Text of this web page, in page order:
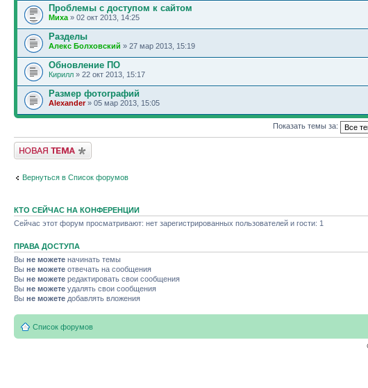
Проблемы с доступом к сайтом
Миха » 02 окт 2013, 14:25
Разделы
Алекс Болховский » 27 мар 2013, 15:19
Обновление ПО
Кирилл » 22 окт 2013, 15:17
Размер фотографий
Alexander» 05 мар 2013, 15:05
Показать темы за:
Новая тема
Вернуться в Список форумов
КТО СЕЙЧАС НА КОНФЕРЕНЦИИ
Сейчас этот форум просматривают: нет зарегистрированных пользователей и гости: 1
ПРАВА ДОСТУПА
Вы не можете начинать темы
Вы не можете отвечать на сообщения
Вы не можете редактировать свои сообщения
Вы не можете удалять свои сообщения
Вы не можете добавлять вложения
Список форумов